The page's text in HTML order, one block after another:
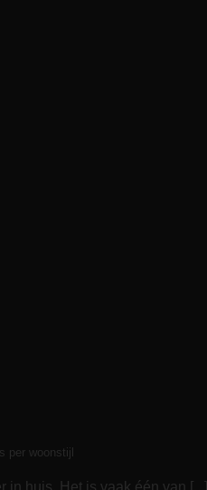
per woonstijl
in huis. Het is vaak één van [...]